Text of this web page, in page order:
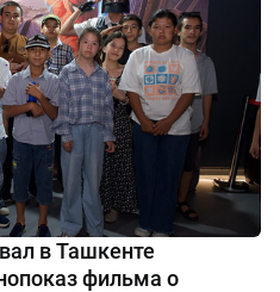
в Ташкенте
фильма о